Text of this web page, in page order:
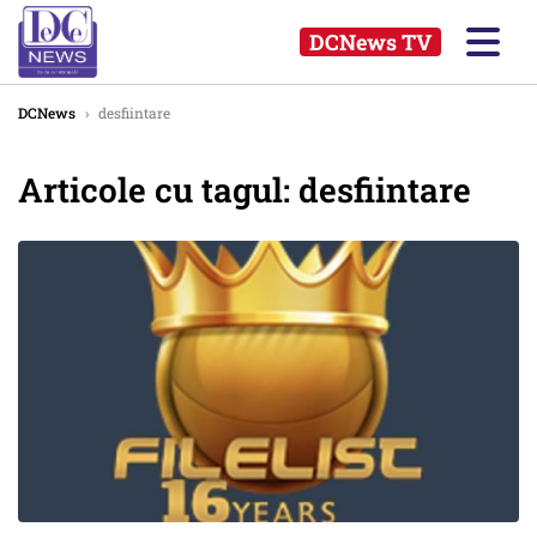
DCNews TV
DCNews › desfiintare
Articole cu tagul: desfiintare